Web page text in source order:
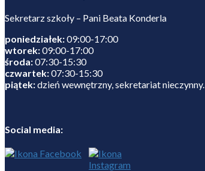
Sekretarz szkoły – Pani Beata Konderla
poniedziałek:09:00-17:00
wtorek:09:00-17:00
środa:07:30-15:30
czwartek:07:30-15:30
piątek:dzień wewnętrzny, sekretariat nieczynny.
Social media: